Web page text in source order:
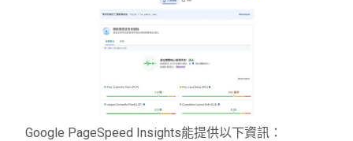
Google PageSpeed Insights能提供以下資訊：